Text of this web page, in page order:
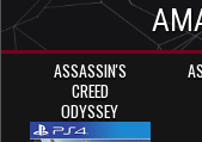
ASSASSIN'S
CREED
ODYSSEY